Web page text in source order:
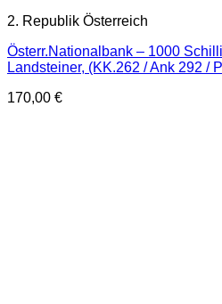
2. Republik Österreich
Österr.Nationalbank – 1000
Landsteiner, (KK.262 / Ank 292 /
170,00 €